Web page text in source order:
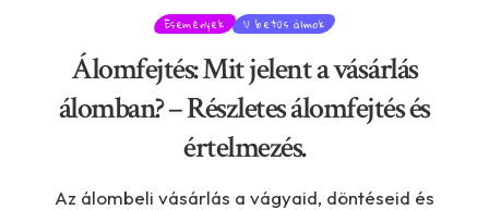
Események V betűs álmok
Álomfejtés: Mit jelent a vásárlás
álomban? – Részletes álomfejtés és
értelmezés.
Az álombeli vásárlás a vágyaid, döntéseid és